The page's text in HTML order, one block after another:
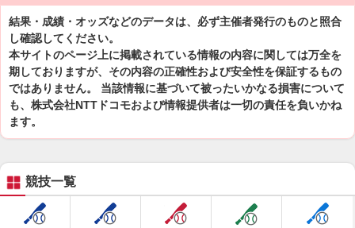
結果・成績・オッズなどのデータは、必ず主催者発行のものと照合
し確認してください。
本サイトのページ上に掲載されている情報の内容に関しては万全を
期しておりますが、その内容の正確性および安全性を保証するもの
ではありません。 当該情報に基づいて被ったいかなる損害について
も、株式会社NTTドコモおよび情報提供者は一切の責任を負いかね
ます。
競技一覧